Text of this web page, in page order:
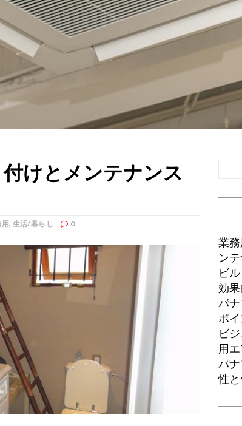
けとメンテナンス
用, 生活/暮らし 0
業
ン
ビ
効
パ
ポイ
ビ
用
パ
性